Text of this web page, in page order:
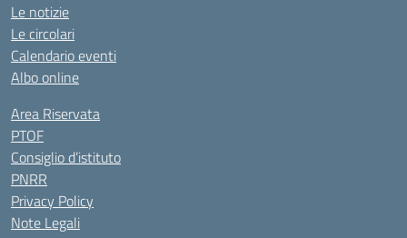
Le notizie
Le circolari
Calendario eventi
Albo online
Area Riservata
PTOF
Consiglio d’istituto
PNRR
Privacy Policy
Note Legali